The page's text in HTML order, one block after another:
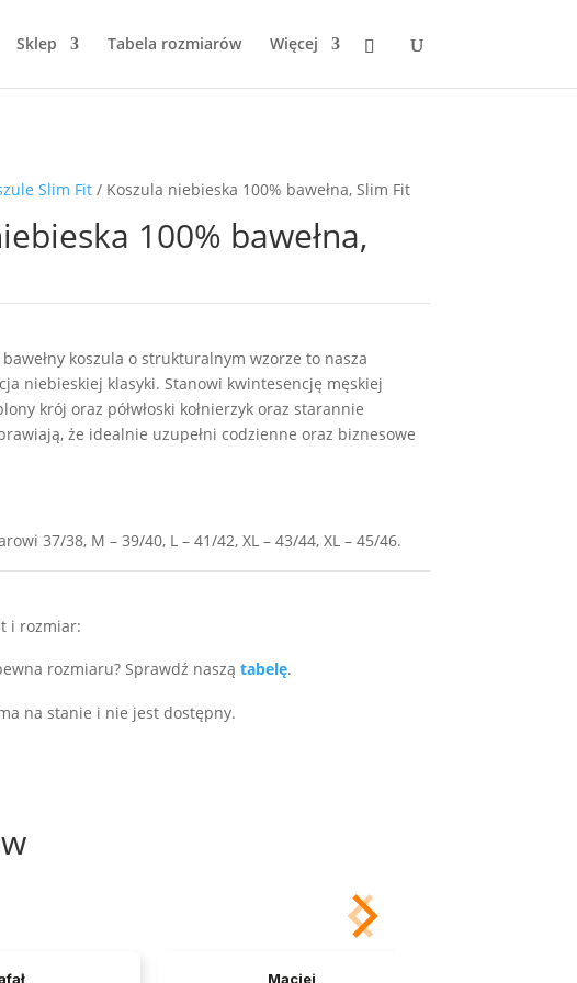
Sklep Tabela rozmiarów Więcej
Slim Fit / Koszula niebieska 100% bawełna, Slim Fit
100% bawełna,
koszula o strukturalnym wzorze to nasza
niebieskiej klasyki. Stanowi kwintesencję męskiej
krój oraz półwłoski kołnierzyk oraz starannie
że idealnie uzupełni codzienne oraz biznesowe
37/38, M – 39/40, L – 41/42, XL – 43/44, XL – 45/46.
i rozmiar:
rozmiaru? Sprawdź naszątabelę.
na stanie i nie jest dostępny.
Maciej